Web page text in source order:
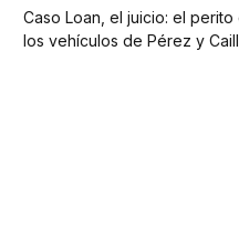
Caso Loan, el juicio: el
los vehículos de Pérez y